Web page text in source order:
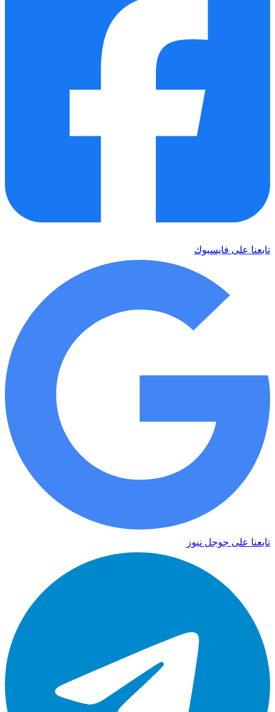
تابعنا على فايسبوك
تابعنا على جوجل نيوز